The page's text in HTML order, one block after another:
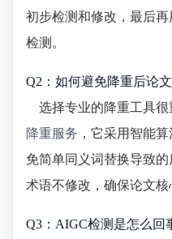
初步检测和修改，最后
检测。
Q2：如何避免降重后论
选择专业的降重工具很
降重服务 ，它采用智能
免简单同义词替换导致
术语不修改，确保论文核
Q3：AIGC检测是怎么回